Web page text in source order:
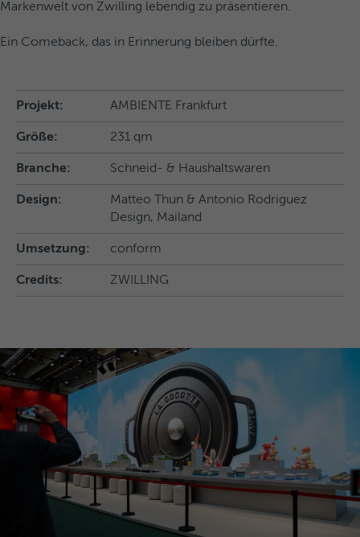
Markenwelt von Zwilling lebendig zu präsentieren.
Ein Comeback, das in Erinnerung bleiben dürfte.
Projekt: AMBIENTE Frankfurt
Größe: 231 qm
Branche: Schneid- & Haushaltswaren
Design:
Matteo Thun & Antonio Rodriguez
Design, Mailand
Umsetzung: conform
Credits: ZWILLING